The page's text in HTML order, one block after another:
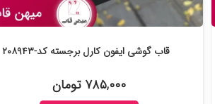
قاب گوشی ایفون کارل برجسته کد-۲۰۸۹۴۳
۷۸۵,۰۰۰ تومان